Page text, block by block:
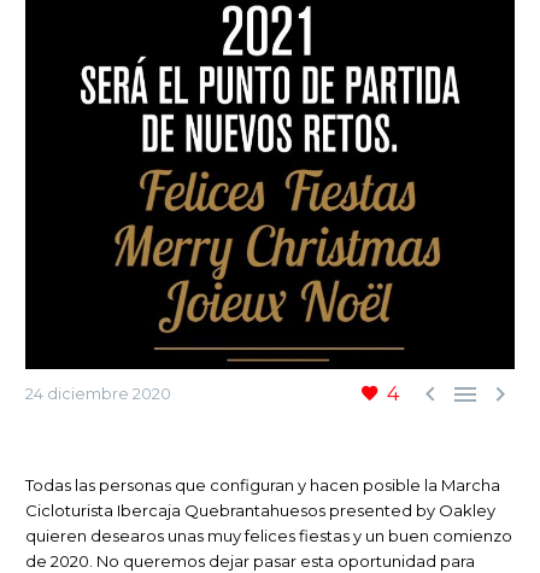
4   
24 diciembre 2020
Todas las personas que configuran y hacen posible la Marcha
Cicloturista Ibercaja Quebrantahuesos presented by Oakley
quieren desearos unas muy felices fiestas y un buen comienzo
de 2020. No queremos dejar pasar esta oportunidad para